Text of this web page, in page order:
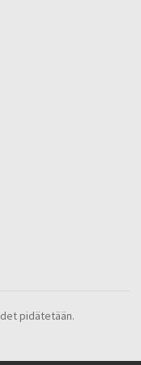
pidätetään.